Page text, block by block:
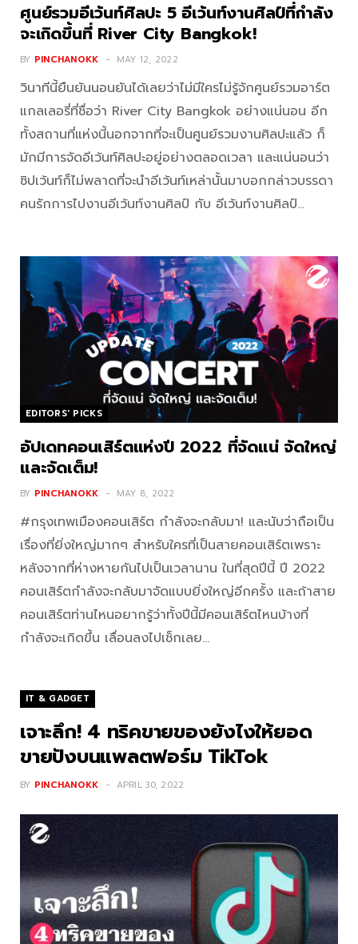
ศูนย์รวมอีเว้นท์ศิลปะ 5 อีเว้นท์งานศิลป์ที่กำลัง
จะเกิดขึ้นที่ River City Bangkok!
BY PINCHANOKK MAY 12, 2022
วินาทีนี้ยืนยันนอนยันได้เลยว่าไม่มีใครไม่รู้จักศูนย์รวมอาร์ต
แกลเลอรี่ที่ชื่อว่า River City Bangkok อย่างแน่นอน อีก
ทั้งสถานที่แห่งนี้นอกจากที่จะเป็นศูนย์รวมงานศิลปะแล้ว ก็
มักมีการจัดอีเว้นท์ศิลปะอยู่อย่างตลอดเวลา และแน่นอนว่า
ซิปเว้นท์ก็ไม่พลาดที่จะนำอีเว้นท์เหล่านั้นมาบอกกล่าวบรรดา
คนรักการไปงานอีเว้นท์งานศิลป์ กับ อีเว้นท์งานศิลป์…
EDITORS' PICKS
อัปเดทคอนเสิร์ตแห่งปี 2022 ที่จัดแน่ จัดใหญ่
และจัดเต็ม!
BY PINCHANOKK MAY 8, 2022
#กรุงเทพเมืองคอนเสิร์ต กำลังจะกลับมา! และนับว่าถือเป็น
เรื่องที่ยิ่งใหญ่มากๆ สำหรับใครที่เป็นสายคอนเสิร์ตเพราะ
หลังจากที่ห่างหายกันไปเป็นเวลานาน ในที่สุดปีนี้ ปี 2022
คอนเสิร์ตกำลังจะกลับมาจัดแบบยิ่งใหญ่อีกครั้ง และถ้าสาย
คอนเสิร์ตท่านไหนอยากรู้ว่าทั้งปีนี้มีคอนเสิร์ตไหนบ้างที่
กำลังจะเกิดขึ้น เลื่อนลงไปเช็กเลย…
IT & GADGET
เจาะลึก! 4 ทริคขายของยังไงให้ยอด
ขายปังบนแพลตฟอร์ม TikTok
BY PINCHANOKK APRIL 30, 2022